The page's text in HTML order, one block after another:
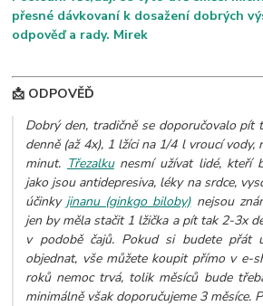
přesné dávkovaní k dosažení dobrých
odpověď a rady. Mirek
📩 ODPOVĚĎ
Dobrý den, tradičně se doporučovalo pít
denně (až 4x), 1 lžíci na 1/4 l vroucí
minut. Třezalkunesmí užívat lidé, kteří
jako jsou antidepresiva, léky na srdce,
účinky jinanu (ginkgo biloby)nejsou
jen by měla stačit 1 lžička a pít tak 2-3x
v podobě čajů. Pokud si budete přát
objednat, vše můžete koupit přímo v e-
roků nemoc trvá, tolik měsíců bude
minimálně však doporučujeme 3 měsíce.